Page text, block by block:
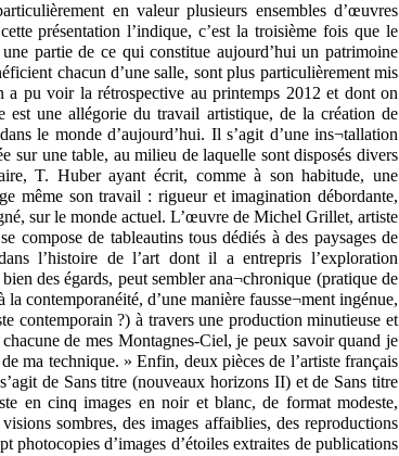
en valeur plusieurs ensembles d’œuvres
présentation l’indique, c’est la troisième fois que le
partie de ce qui constitue aujourd’hui un patrimoine
chacun d’une salle, sont plus particulièrement mis
pu voir la rétrospective au printemps 2012 et dont on
une allégorie du travail artistique, de la création de
le monde d’aujourd’hui. Il s’agit d’une ins¬tallation
sur une table, au milieu de laquelle sont disposés divers
T. Huber ayant écrit, comme à son habitude, une
même son travail : rigueur et imagination débordante,
sur le monde actuel. L’œuvre de Michel Grillet, artiste
compose de tableautins tous dédiés à des paysages de
l’histoire de l’art dont il a entrepris l’exploration
des égards, peut sembler ana¬chronique (pratique de
contemporanéité, d’une manière fausse¬ment ingénue,
contemporain ?) à travers une production minutieuse et
de mes Montagnes-Ciel, je peux savoir quand je
ma technique. » Enfin, deux pièces de l’artiste français
de Sans titre (nouveaux horizons II) et de Sans titre
en cinq images en noir et blanc, de format modeste,
sombres, des images affaiblies, des reproductions
photocopies d’images d’étoiles extraites de publications